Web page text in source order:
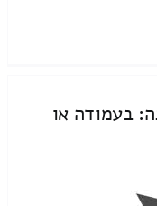
בעמודה או